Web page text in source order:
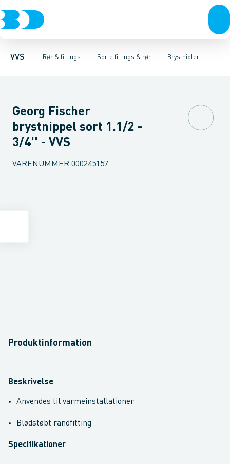
VVS Rør & fittings
Rør & fittingsPressfittings & rørKuglehaner & ventiler
Sorte fittings & rør
Sorte fittings & rørGalvaniseret fittings & rørRustfrit fittings
Brystnipler
RørNippelrørVinkler muffe-nippelVinkler muffe-muffe
Georg Fischer
brystnippel sort 1.1/2 -
3/4'' - VVS
VARENUMMER 000245157
Produktinformation
Beskrivelse
Anvendes til varmeinstallationer
Blødstøbt randfitting
Specifikationer